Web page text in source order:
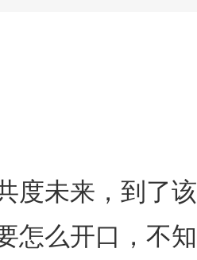
度未来，到了该
怎么开口，不知